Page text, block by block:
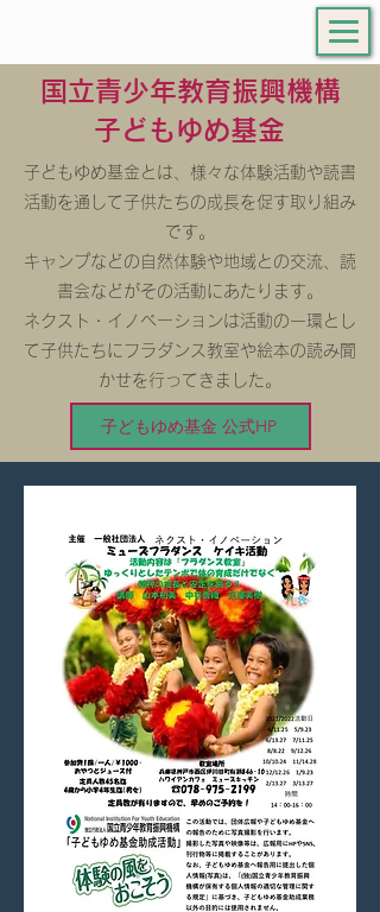
国立青少年教育振興機構
子どもゆめ基金
子どもゆめ基金とは、様々な体験活動や読書
活動を通して子供たちの成長を促す取り組み
です。
キャンプなどの自然体験や地域との交流、読
書会などがその活動にあたります。
ネクスト・イノベーションは活動の一環とし
て子供たちにフラダンス教室や絵本の読み聞
かせを行ってきました。
子どもゆめ基金 公式HP